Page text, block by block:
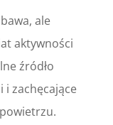
ale
aktywności
źródło
i zachęcające